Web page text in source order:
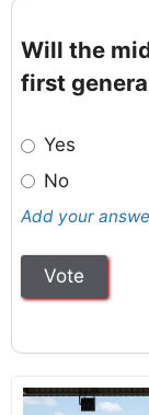
Will the
first
Yes
No
Add your